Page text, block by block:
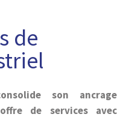
de
consolide son ancrage
de services avec